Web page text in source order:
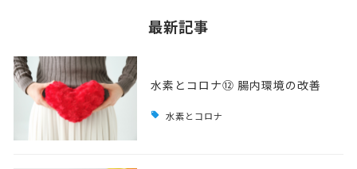
最新記事
水素とコロナ⑫ 腸内環境の改善
水素とコロナ